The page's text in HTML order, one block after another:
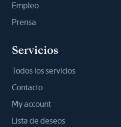
Empleo
Prensa
Servicios
Todos los servicios
Contacto
My account
Lista de deseos